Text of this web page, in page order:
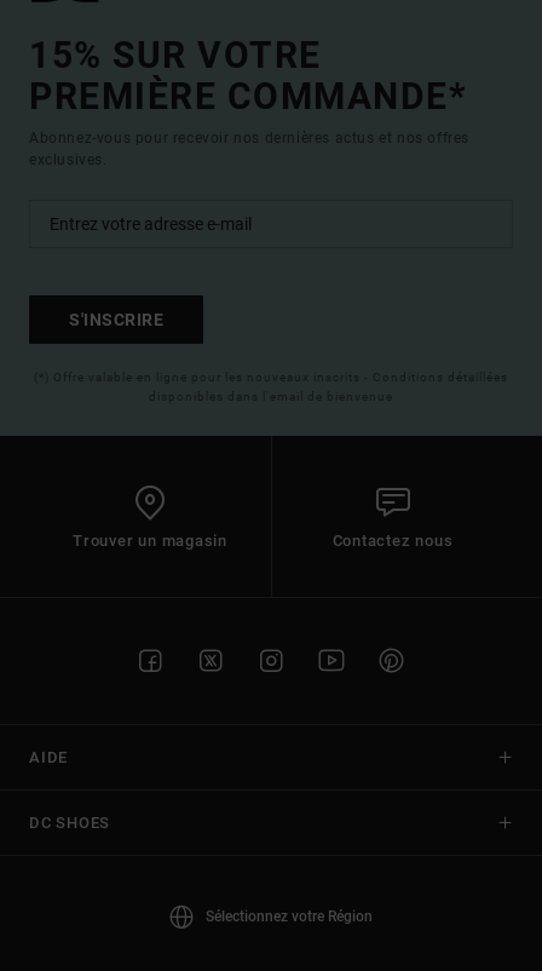
15% SUR VOTRE
PREMIÈRE COMMANDE*
Abonnez-vous pour recevoir nos dernières actus et nos offres
exclusives.
S'INSCRIRE
(*) Offre valable en ligne pour les nouveaux inscrits - Conditions détaillées
disponibles dans l'email de bienvenue
Trouver un magasin Contactez nous
AIDE
DC SHOES
Sélectionnez votre Région